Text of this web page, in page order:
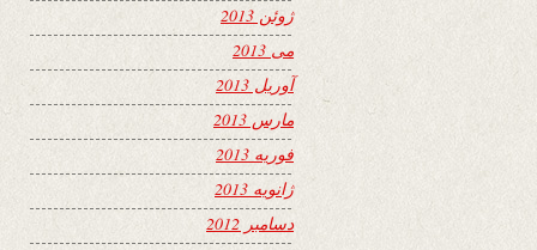
ژوئن 2013
می 2013
آوریل 2013
مارس 2013
فوریه 2013
ژانویه 2013
دسامبر 2012